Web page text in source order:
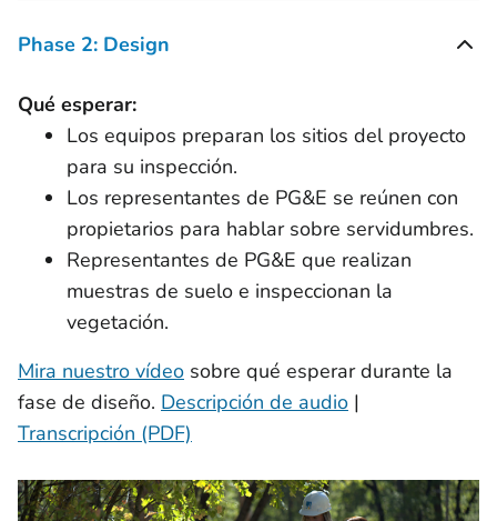
Phase 2: Design
Qué esperar:
Los equipos preparan los sitios del proyecto
para su inspección.
Los representantes de PG&E se reúnen con
propietarios para hablar sobre servidumbres.
Representantes de PG&E que realizan
muestras de suelo e inspeccionan la
vegetación.
Mira nuestro vídeo sobre qué esperar durante la
fase de diseño. Descripción de audio |
Transcripción (PDF)